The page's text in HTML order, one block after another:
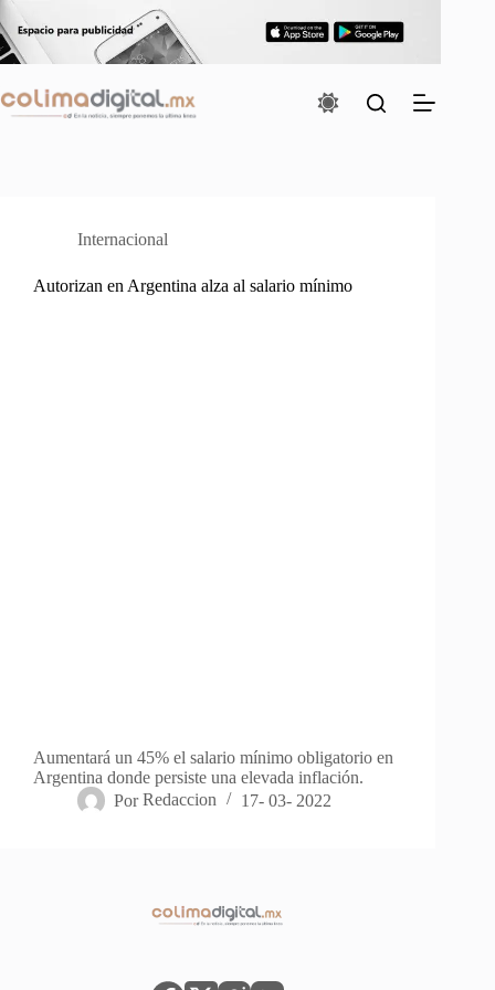
Saltar
al
contenido
Internacional
Autorizan en Argentina alza al salario mínimo
Aumentará un 45% el salario mínimo obligatorio en
Argentina donde persiste una elevada inflación.
Por Redaccion 17- 03- 2022